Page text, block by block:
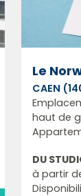
Le
CAEN
haut de
DU
à partir